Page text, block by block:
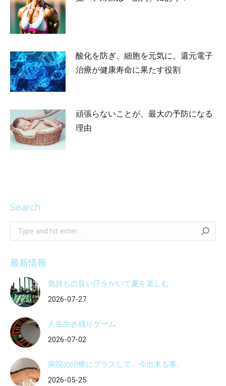
酸化を防ぎ、細胞を元気に。還元電子
治療が健康寿命に果たす役割
頑張らないことが、最大の予防になる
理由
Search
Search:
最新情報
気持ちの良い汗をかいて夏を楽しむ
2026-07-27
人生生き残りゲーム
2026-07-02
病院の治療にプラスして、今出来る事。
2026-05-25